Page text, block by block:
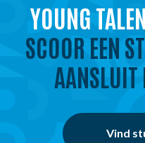
YOUNG
SCOOR EEN
Vind